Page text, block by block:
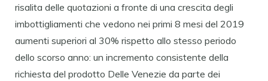
risalita delle quotazioni a fronte di una crescita degli
imbottigliamenti che vedono nei primi 8 mesi del 2019
aumenti superiori al 30% rispetto allo stesso periodo
dello scorso anno: un incremento consistente della
richiesta del prodotto Delle Venezie da parte dei